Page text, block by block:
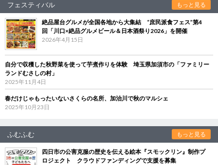
フェスティバル もっと見る
絶品屋台グルメが全国各地から大集結 “庶民派食フェス”第4
回「川口×絶品グルメビール＆日本酒祭り2026」を開催
2026年4月15日
自分で収穫した秋野菜を使って芋煮作りを体験 埼玉県加須市の「ファミリー
ランドむさしの村」
2025年11月4日
春だけじゃもったいないさくらの名所、加治川で秋のマルシェ
2025年10月23日
ふむふむ もっと見る
四日市の公害克服の歴史を伝える絵本『スモックリン』制作プ
ロジェクト クラウドファンディングで支援を募集